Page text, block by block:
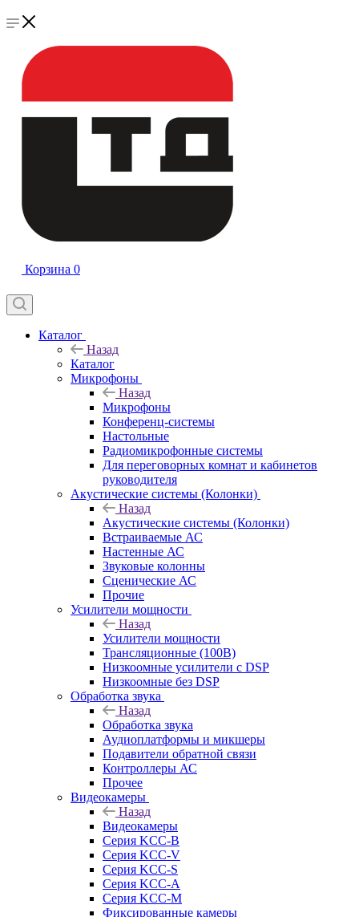
Корзина 0
Каталог
Назад
Каталог
Микрофоны
Назад
Микрофоны
Конференц-системы
Настольные
Радиомикрофонные системы
Для переговорных комнат и кабинетов
руководителя
Акустические системы (Колонки)
Назад
Акустические системы (Колонки)
Встраиваемые АС
Настенные АС
Звуковые колонны
Сценические АС
Прочие
Усилители мощности
Назад
Усилители мощности
Трансляционные (100В)
Низкоомные усилители с DSP
Низкоомные без DSP
Обработка звука
Назад
Обработка звука
Аудиоплатформы и микшеры
Подавители обратной связи
Контроллеры АС
Прочее
Видеокамеры
Назад
Видеокамеры
Серия KCC-B
Серия KCC-V
Серия KCC-S
Серия KCC-A
Серия KCC-M
Фиксированные камеры